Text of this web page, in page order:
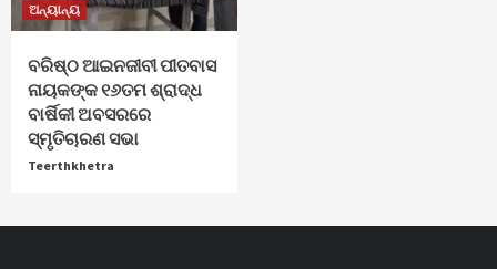
ଅନ୍ୟାନ୍ୟ
ବରିଷ୍ଠ ଆଇନଜୀବୀ ପୀତବାସ
ନାୟକଙ୍କ ୧୬ତମ ଶ୍ରାଦ୍ଧ
ବାର୍ଷିକୀ ଅବସରରେ
ସ୍ମୃତିଚାରଣ ସଭା
Teerthkhetra